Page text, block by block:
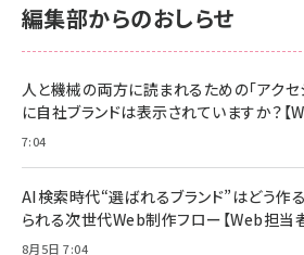
anan(アンアン)2026/
スペシャルエディション[
￥1,100
年後半、あなたの恋と運
￥880
NIMASO ガラスフィル
すい ガイド枠付き い
2枚セット DSP25F1698
￥1,599
【New】Amazon Fire
レイヤー
￥6,980
Amazon eギフトカード
￥5,000
ケーブル Anker絡まない
17 / 16 / 15 / Galaxy
Pro/Air 各種対応 (1.8m ミ
￥1,890
編集部からのおしらせ
人と機械の両方に読まれるための「アクセ
に自社ブランドは表示されていますか？【
7:04
AI検索時代“選ばれるブランド”はどう作
られる次世代Web制作フロー【Web担当
8月5日 7:04